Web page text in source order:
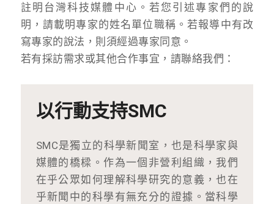
註明台灣科技媒體中心。若您引述專家們的說
明，請載明專家的姓名單位職稱。若報導中有改
寫專家的說法，則須經過專家同意。
若有採訪需求或其他合作事宜，請聯絡我們：
以行動支持SMC
SMC是獨立的科學新聞室，也是科學家與
媒體的橋樑。作為一個非營利組織，我們
在乎公眾如何理解科學研究的意義，也在
乎新聞中的科學有無充分的證據。當科學